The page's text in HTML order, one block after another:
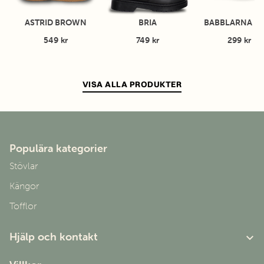
ASTRID BROWN
549 kr
BRIA
749 kr
BABBLARNA
299 kr
VISA ALLA PRODUKTER
Populära kategorier
Stövlar
Kängor
Tofflor
Hjälp och kontakt
Om oss